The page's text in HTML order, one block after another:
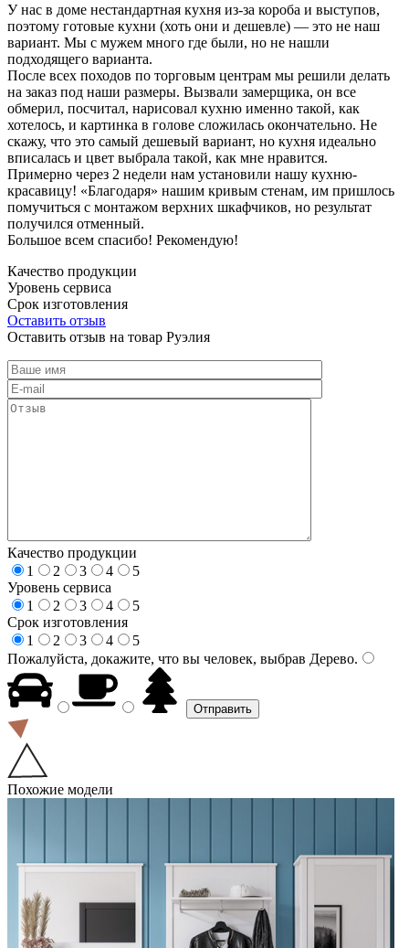
У нас в доме нестандартная кухня из-за короба и выступов,
поэтому готовые кухни (хоть они и дешевле) — это не наш
вариант. Мы с мужем много где были, но не нашли
подходящего варианта.
После всех походов по торговым центрам мы решили делать
на заказ под наши размеры. Вызвали замерщика, он все
обмерил, посчитал, нарисовал кухню именно такой, как
хотелось, и картинка в голове сложилась окончательно. Не
скажу, что это самый дешевый вариант, но кухня идеально
вписалась и цвет выбрала такой, как мне нравится.
Примерно через 2 недели нам установили нашу кухню-
красавицу! «Благодаря» нашим кривым стенам, им пришлось
помучиться с монтажом верхних шкафчиков, но результат
получился отменный.
Большое всем спасибо! Рекомендую!
Качество продукции
Уровень сервиса
Срок изготовления
Оставить отзыв
Оставить отзыв на товар Руэлия
Качество продукции
1
2 3 4
5
Уровень сервиса
1
2 3 4
5
Срок изготовления
1
2 3 4
5
Пожалуйста, докажите, что вы человек, выбрав Дерево.
Похожие модели